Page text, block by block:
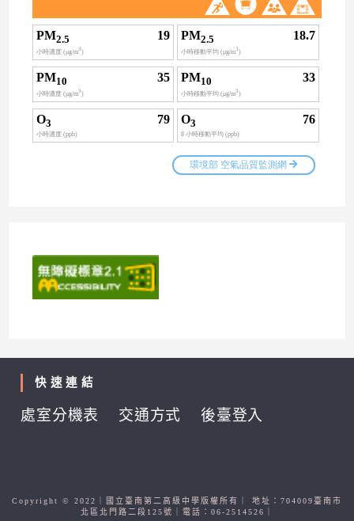
快速連結
處室分機表 交通方式 後臺登入
Copyright © 2022｜國立臺南第二高級中學版權所有｜ 地址：704009臺南市
北區北門路二段125號｜電話：06-2514526｜